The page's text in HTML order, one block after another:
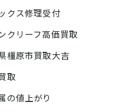
クス修理受付
クリーフ高価買取
橿原市買取大吉
取
の値上がり